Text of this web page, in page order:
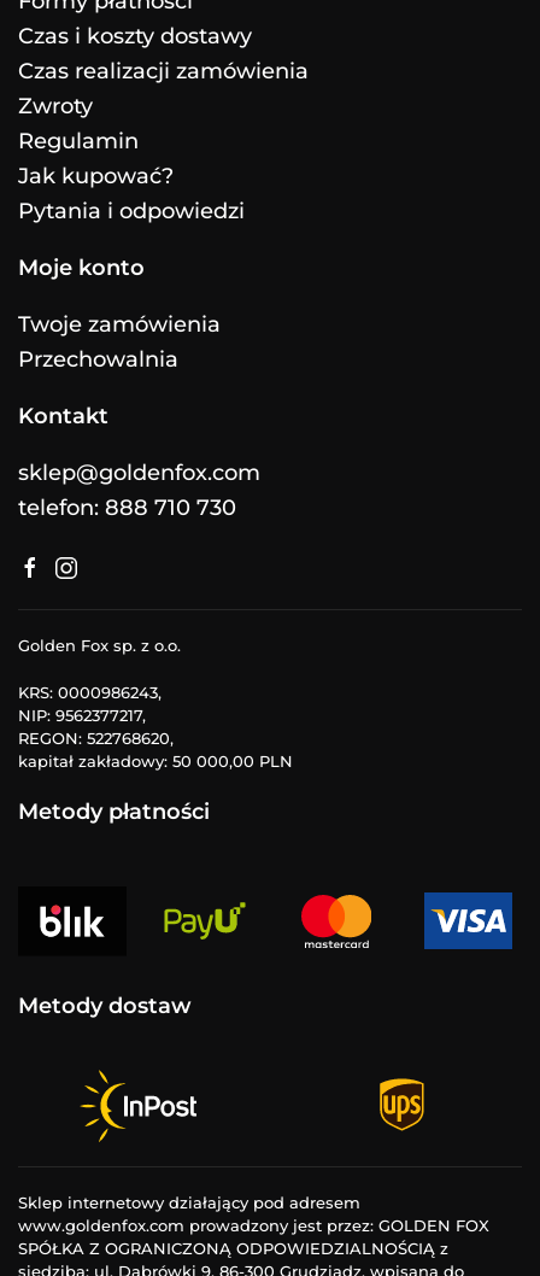
Czas i koszty dostawy
Czas realizacji zamówienia
Zwroty
Regulamin
Jak kupować?
Pytania i odpowiedzi
Moje konto
Twoje zamówienia
Przechowalnia
Kontakt
sklep@goldenfox.com
telefon: 888 710 730
Golden Fox sp. z o.o.
KRS: 0000986243,
NIP: 9562377217,
REGON: 522768620,
kapitał zakładowy: 50 000,00 PLN
Metody płatności
Metody dostaw
Sklep internetowy działający pod adresem
www.goldenfox.com prowadzony jest przez: GOLDEN FOX
SPÓŁKA Z OGRANICZONĄ ODPOWIEDZIALNOŚCIĄ z
siedzibą: ul. Dąbrówki 9, 86-300 Grudziądz, wpisaną do